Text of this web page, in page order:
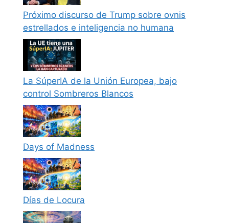
Próximo discurso de Trump sobre ovnis
estrellados e inteligencia no humana
La SúperIA de la Unión Europea, bajo
control Sombreros Blancos
Days of Madness
Días de Locura